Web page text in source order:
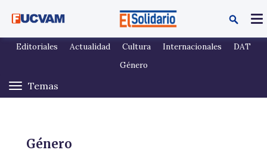
Editoriales Actualidad Cultura Internacionales
DAT
Género
Género